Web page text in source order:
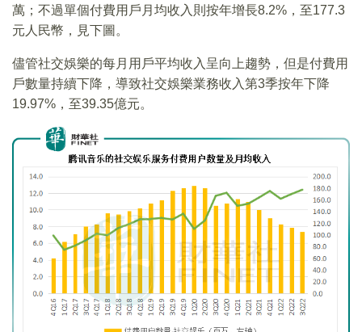
萬；不過單個付費用戶月均收入則按年增長8.2%，至177.3
元人民幣，見下圖。
儘管社交娛樂的每月用戶平均收入呈向上趨勢，但是付費用
戶數量持續下降，導致社交娛樂業務收入第3季按年下降
19.97%，至39.35億元。